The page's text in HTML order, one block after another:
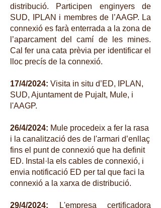
distribució. Participen enginyers de
SUD, IPLAN i membres de l’AAGP. La
connexió es farà enterrada a la zona de
l’aparcament del camí de les mines.
Cal fer una cata prèvia per identificar el
lloc precís de la connexió.
17/4/2024: Visita in situ d’ED, IPLAN,
SUD, Ajuntament de Pujalt, Mule, i
l'AAGP.
26/4/2024: Mule procedeix a fer la rasa
i la canalització des de l'armari d’enllaç
fins el punt de connexió que ha definit
ED. Instal·la els cables de connexió, i
envia notificació ED per tal que faci la
connexió a la xarxa de distribució.
29/4/2024: L'empresa certificadora